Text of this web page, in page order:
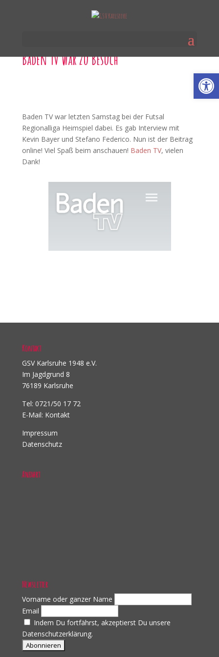
Baden TV war zu Besuch
Baden TV war letzten Samstag bei der Futsal
Regionalliga Heimspiel dabei. Es gab Interview mit
Kevin Bayer und Stefano Federico. Nun ist der Beitrag
online! Viel Spaß beim anschauen! Baden TV, vielen
Dank!
Kontakt
GSV Karlsruhe 1948 e.V.
Im Jagdgrund 8
76189 Karlsruhe
Tel: 0721/50 17 72
E-Mail: Kontakt
Impressum
Datenschutz
Anfahrt
Newsletter
Vorname oder ganzer Name
Email
Indem Du fortfährst, akzeptierst Du unsere
Datenschutzerklärung.